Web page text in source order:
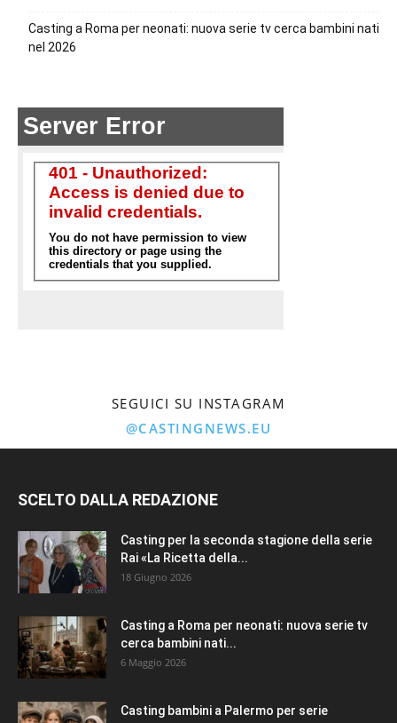
Casting a Roma per neonati: nuova serie tv cerca bambini nati
nel 2026
SEGUICI SU INSTAGRAM
@CASTINGNEWS.EU
SCELTO DALLA REDAZIONE
Casting per la seconda stagione della serie
Rai «La Ricetta della...
18 Giugno 2026
Casting a Roma per neonati: nuova serie tv
cerca bambini nati...
6 Maggio 2026
Casting bambini a Palermo per serie